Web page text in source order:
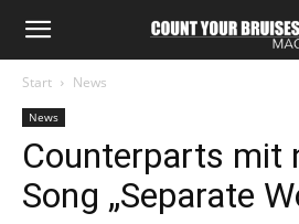
Start News
News
Counterparts mit
Song „Separate